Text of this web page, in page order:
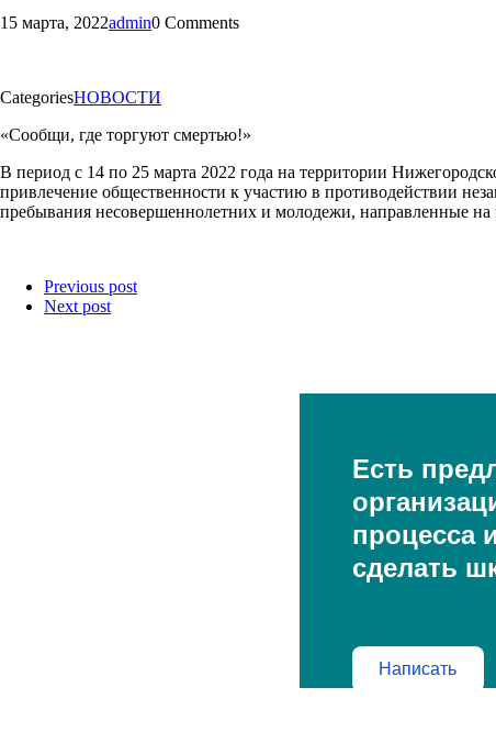
15 марта, 2022admin0 Comments
CategoriesНОВОСТИ
«Сообщи, где торгуют смертью!»
В период с 14 по 25 марта 2022 года на территории
привлечение общественности к участию в противодействии
пребывания несовершеннолетних и молодежи, направленные
Previous post
Next post
Есть
процесса
сделать
Написать